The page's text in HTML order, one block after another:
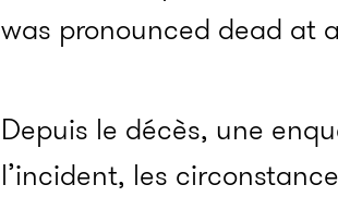
Depuis le décès, une
l’incident, les